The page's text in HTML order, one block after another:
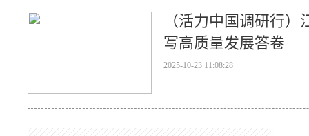
（活力中国调研行
写高质量发展答卷
2025-10-23 11:08:28